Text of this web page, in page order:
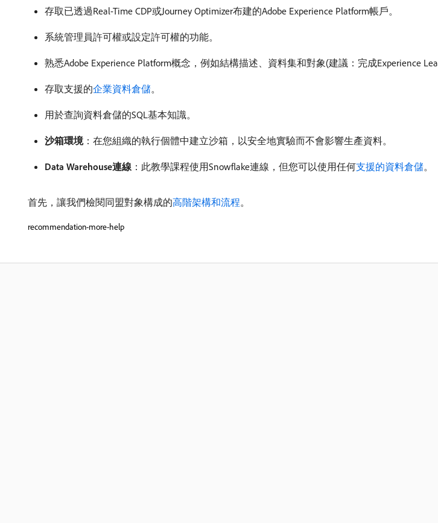
存取已透過Real-Time CDP或Journey Optimizer布建的Adobe Experience Platform帳戶。
系統管理員許可權或設定許可權的功能。
熟悉Adobe Experience Platform概念，例如結構描述、資料集和對象(建議：完成Experience
存取支援的企業資料倉儲。
用於查詢資料倉儲的SQL基本知識。
沙箱環境：在您組織的執行個體中建立沙箱，以安全地實驗而不會影響生產資料。
Data Warehouse連線 ：此教學課程使用Snowflake連線，但您可以使用任何支援的資料倉儲。
首先，讓我們檢閱同盟對象構成的高階架構和流程。
recommendation-more-help